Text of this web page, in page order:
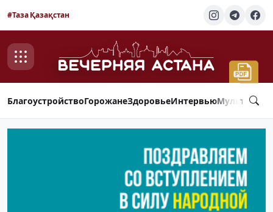
#Таза Қазақстан
БлагоустройствоГорожанеЗдоровьеИнтервью